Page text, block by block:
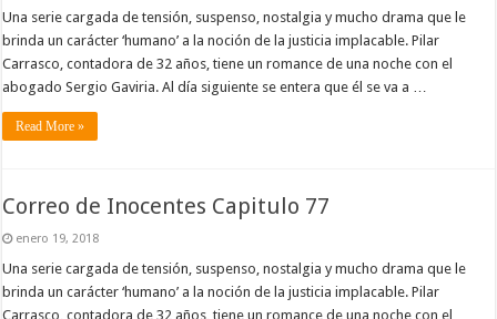
Una serie cargada de tensión, suspenso, nostalgia y mucho drama que le
brinda un carácter ‘humano’ a la noción de la justicia implacable. Pilar
Carrasco, contadora de 32 años, tiene un romance de una noche con el
abogado Sergio Gaviria. Al día siguiente se entera que él se va a …
Read More »
Correo de Inocentes Capitulo 77
enero 19, 2018
Una serie cargada de tensión, suspenso, nostalgia y mucho drama que le
brinda un carácter ‘humano’ a la noción de la justicia implacable. Pilar
Carrasco, contadora de 32 años, tiene un romance de una noche con el